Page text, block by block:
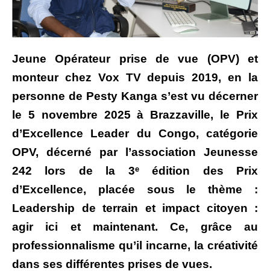
Jeune Opérateur prise de vue (OPV) et
monteur chez Vox TV depuis 2019, en la
personne de Pesty Kanga s’est vu décerner
le 5 novembre 2025 à Brazzaville, le Prix
d’Excellence Leader du Congo, catégorie
OPV, décerné par l’association Jeunesse
242 lors de la 3ᵉ édition des Prix
d’Excellence, placée sous le thème :
Leadership de terrain et impact citoyen :
agir ici et maintenant. Ce, grâce au
professionnalisme qu’il incarne, la créativité
dans ses différentes prises de vues.